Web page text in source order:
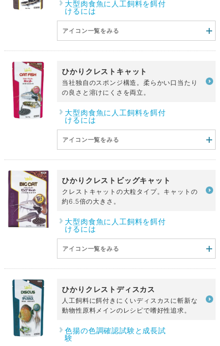
大型肉食魚に人工飼料を餌付
けるには
アイコン一覧をみる
ひかりクレストキャット
当社独自のスポンジ構造。柔らかい口当たり
の良さと溶けにくさを両立。
大型肉食魚に人工飼料を餌付
けるには
アイコン一覧をみる
ひかりクレストビッグキャット
クレストキャットの大粒タイプ。キャットの
約6.5倍の大きさ。
大型肉食魚に人工飼料を餌付
けるには
アイコン一覧をみる
ひかりクレストディスカス
人工飼料に餌付きにくいディスカスに斬新な
動物性原料メインのレシピで嗜好性追求。
色揚の色調確認試験と成長試
験